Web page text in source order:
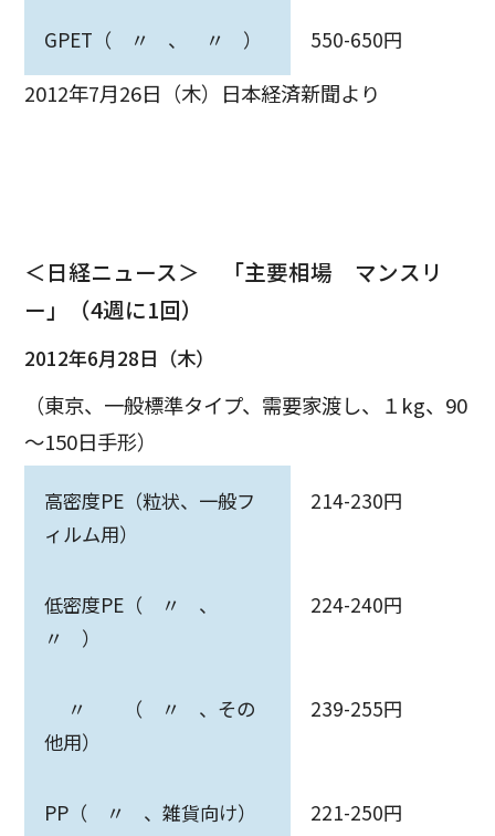
GPET（ 〃 、 〃 ） 550-650円
2012年7月26日（木）日本経済新聞より
＜日経ニュース＞ 「主要相場 マンスリ
ー」（4週に1回）
2012年6月28日（木）
（東京、一般標準タイプ、需要家渡し、１kg、90
～150日手形）
高密度PE（粒状、一般フ
ィルム用）
214-230円
低密度PE（ 〃 、
〃 ）
224-240円
〃 （ 〃 、その
他用）
239-255円
PP（ 〃 、雑貨向け） 221-250円